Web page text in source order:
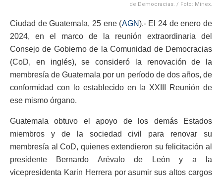
de Democracias. / Foto: Minex.
Ciudad de Guatemala, 25 ene (AGN).- El 24 de enero de
2024, en el marco de la reunión extraordinaria del
Consejo de Gobierno de la Comunidad de Democracias
(CoD, en inglés), se consideró la renovación de la
membresía de Guatemala por un período de dos años, de
conformidad con lo establecido en la XXIII Reunión de
ese mismo órgano.
Guatemala obtuvo el apoyo de los demás Estados
miembros y de la sociedad civil para renovar su
membresía al CoD, quienes extendieron su felicitación al
presidente Bernardo Arévalo de León y a la
vicepresidenta Karin Herrera por asumir sus altos cargos